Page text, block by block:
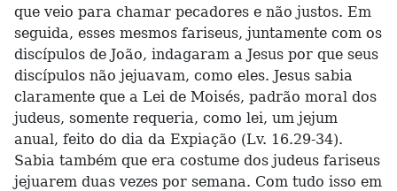
que veio para chamar pecadores e não justos. Em
seguida, esses mesmos fariseus, juntamente com os
discípulos de João, indagaram a Jesus por que seus
discípulos não jejuavam, como eles. Jesus sabia
claramente que a Lei de Moisés, padrão moral dos
judeus, somente requeria, como lei, um jejum
anual, feito do dia da Expiação (Lv. 16.29-34).
Sabia também que era costume dos judeus fariseus
jejuarem duas vezes por semana. Com tudo isso em